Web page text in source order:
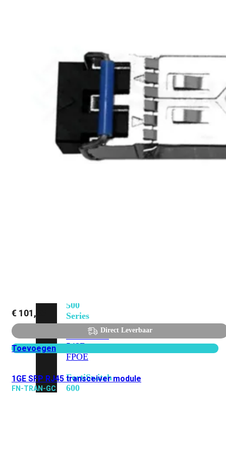
FortiSwitch
FortiSwitch
FortiSwitch
FortiSwitch
424E-
FPOEFortiSwitch
500
Series
FortiSwitch
548D-
FPOE
FortiSwitch
600
€ 101,83
Direct Leverbaar
Toevoegen
1GE SFP RJ45 transceiver module
FN-TRAN-GC